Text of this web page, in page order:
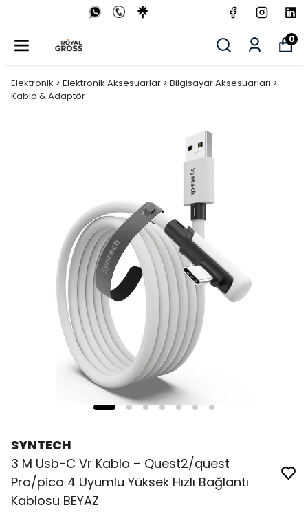
0
Elektronik > Elektronik Aksesuarlar > Bilgisayar Aksesuarları >
Kablo & Adaptör
SYNTECH
3 M Usb-C Vr Kablo – Quest2/quest
Pro/pico 4 Uyumlu Yüksek Hızlı Bağlantı
Kablosu BEYAZ